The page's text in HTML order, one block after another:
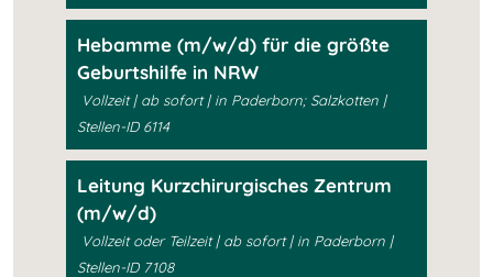
Hebamme (m/w/d) für die größte
Geburtshilfe in NRW
Vollzeit | ab sofort | in Paderborn; Salzkotten |
Stellen-ID 6114
Leitung Kurzchirurgisches Zentrum
(m/w/d)
Vollzeit oder Teilzeit | ab sofort | in Paderborn |
Stellen-ID 7108